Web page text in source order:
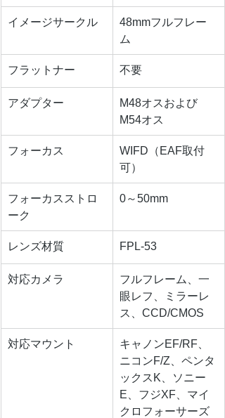
イメージサークル
48mmフルフレー
ム
フラットナー 不要
アダプター
M48オスおよび
M54オス
フォーカス
WIFD（EAF取付
可）
フォーカスストロ
ーク
0～50mm
レンズ材質 FPL-53
対応カメラ
フルフレーム、一
眼レフ、ミラーレ
ス、CCD/CMOS
対応マウント
キャノンEF/RF、
ニコンF/Z、ペンタ
ックスK、ソニー
E、フジXF、マイ
クロフォーサーズ